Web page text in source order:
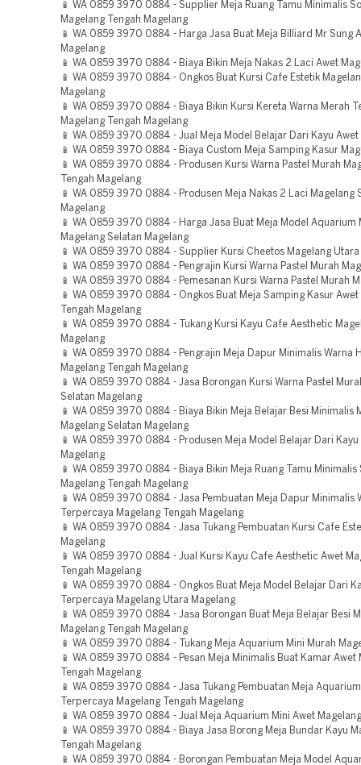
📱 WA 0859 3970 0884 - Supplier Meja Ruang Tamu Minimalis
Magelang Tengah Magelang
📱 WA 0859 3970 0884 - Harga Jasa Buat Meja Billiard Mr Sung
Magelang
📱 WA 0859 3970 0884 - Biaya Bikin Meja Nakas 2 Laci Awet
📱 WA 0859 3970 0884 - Ongkos Buat Kursi Cafe Estetik
Magelang
📱 WA 0859 3970 0884 - Biaya Bikin Kursi Kereta Warna Merah
Magelang Tengah Magelang
📱 WA 0859 3970 0884 - Jual Meja Model Belajar Dari Kayu Awet
📱 WA 0859 3970 0884 - Biaya Custom Meja Samping Kasur
📱 WA 0859 3970 0884 - Produsen Kursi Warna Pastel Murah
Tengah Magelang
📱 WA 0859 3970 0884 - Produsen Meja Nakas 2 Laci Magelang
Magelang
📱 WA 0859 3970 0884 - Harga Jasa Buat Meja Model Aquarium
Magelang Selatan Magelang
📱 WA 0859 3970 0884 - Supplier Kursi Cheetos Magelang Utara
📱 WA 0859 3970 0884 - Pengrajin Kursi Warna Pastel Murah
📱 WA 0859 3970 0884 - Pemesanan Kursi Warna Pastel Murah
📱 WA 0859 3970 0884 - Ongkos Buat Meja Samping Kasur Awet
Tengah Magelang
📱 WA 0859 3970 0884 - Tukang Kursi Kayu Cafe Aesthetic
Magelang
📱 WA 0859 3970 0884 - Pengrajin Meja Dapur Minimalis Warna
Magelang Tengah Magelang
📱 WA 0859 3970 0884 - Jasa Borongan Kursi Warna Pastel
Selatan Magelang
📱 WA 0859 3970 0884 - Biaya Bikin Meja Belajar Besi Minimalis
Magelang Selatan Magelang
📱 WA 0859 3970 0884 - Produsen Meja Model Belajar Dari
Magelang
📱 WA 0859 3970 0884 - Biaya Bikin Meja Ruang Tamu Minimalis
Magelang Tengah Magelang
📱 WA 0859 3970 0884 - Jasa Pembuatan Meja Dapur Minimalis
Terpercaya Magelang Tengah Magelang
📱 WA 0859 3970 0884 - Jasa Tukang Pembuatan Kursi Cafe
Magelang
📱 WA 0859 3970 0884 - Jual Kursi Kayu Cafe Aesthetic Awet
Tengah Magelang
📱 WA 0859 3970 0884 - Ongkos Buat Meja Model Belajar Dari
Terpercaya Magelang Utara Magelang
📱 WA 0859 3970 0884 - Jasa Borongan Buat Meja Belajar Besi
Magelang Tengah Magelang
📱 WA 0859 3970 0884 - Tukang Meja Aquarium Mini Murah
📱 WA 0859 3970 0884 - Pesan Meja Minimalis Buat Kamar Awet
Tengah Magelang
📱 WA 0859 3970 0884 - Jasa Tukang Pembuatan Meja
Terpercaya Magelang Tengah Magelang
📱 WA 0859 3970 0884 - Jual Meja Aquarium Mini Awet Magelang
📱 WA 0859 3970 0884 - Biaya Jasa Borong Meja Bundar Kayu
Tengah Magelang
📱 WA 0859 3970 0884 - Borongan Pembuatan Meja Model